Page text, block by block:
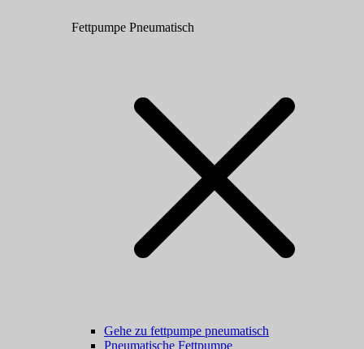
Fettpumpe Pneumatisch
Gehe zu fettpumpe pneumatisch
Pneumatische Fettpumpe